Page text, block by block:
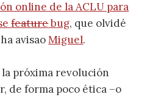
online de la ACLU para
featurebug, que olvidé
avisaoMiguel.
próxima revolución
de forma poco ética –o